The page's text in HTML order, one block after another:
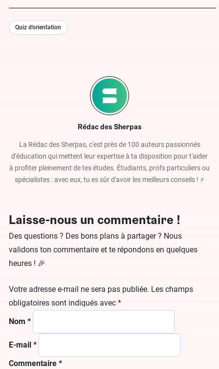
Rédac des Sherpas
La Rédac des Sherpas, c'est près de 100 auteurs passionnés
d'éducation qui mettent leur expertise à ta disposition pour t'aider
à profiter pleinement de tes études. Étudiants, profs particuliers ou
spécialistes : avec eux, tu es sûr d'avoir les meilleurs conseils ! ⚡️
Quiz d'orientation
Laisse-nous un commentaire !
Des questions ? Des bons plans à partager ? Nous
validons ton commentaire et te répondons en quelques
heures ! 🎉
Votre adresse e-mail ne sera pas publiée. Les champs
obligatoires sont indiqués avec *
Commentaire *
Nom *
E-mail *